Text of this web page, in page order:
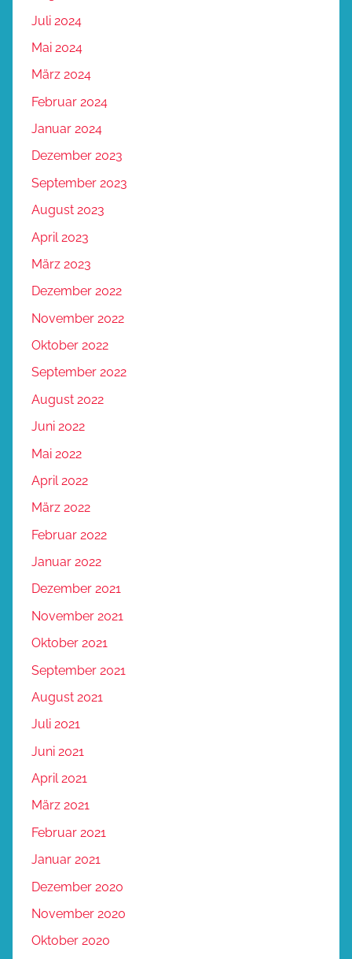
Juli 2024
Mai 2024
März 2024
Februar 2024
Januar 2024
Dezember 2023
September 2023
August 2023
April 2023
März 2023
Dezember 2022
November 2022
Oktober 2022
September 2022
August 2022
Juni 2022
Mai 2022
April 2022
März 2022
Februar 2022
Januar 2022
Dezember 2021
November 2021
Oktober 2021
September 2021
August 2021
Juli 2021
Juni 2021
April 2021
März 2021
Februar 2021
Januar 2021
Dezember 2020
November 2020
Oktober 2020